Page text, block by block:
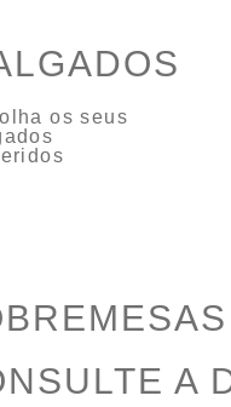
os seus
A